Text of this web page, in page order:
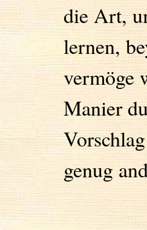
die Art,
lernen,
vermöge
Manier
genug